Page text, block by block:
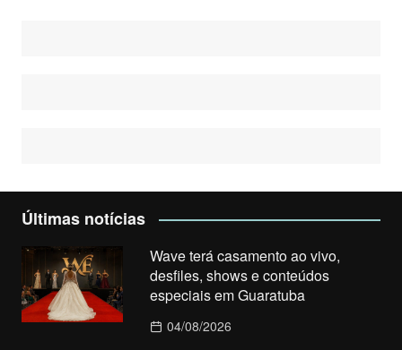
Últimas notícias
Wave terá casamento ao vivo,
desfiles, shows e conteúdos
especiais em Guaratuba
04/08/2026